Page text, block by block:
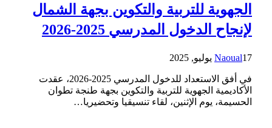
الجهوية للتربية والتكوين بجهة الشمال
لإنجاح الدخول المدرسي 2025-2026
Naoual17 يوليو, 2025
في أفق الاستعداد للدخول المدرسي 2025-2026، عقدت
الأكاديمية الجهوية للتربية والتكوين بجهة طنجة تطوان
الحسيمة، يوم الإثنين، لقاء تنسيقيا وتحضيريا…